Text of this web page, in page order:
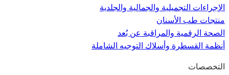
الإجراءات التجميلية والجمالية والجلدية
منتجات طب الأسنان
الصحة الرقمية والمراقبة عن بُعد
أنظمة القسطرة وأسلاك التوجيه الشاملة
التخصصات